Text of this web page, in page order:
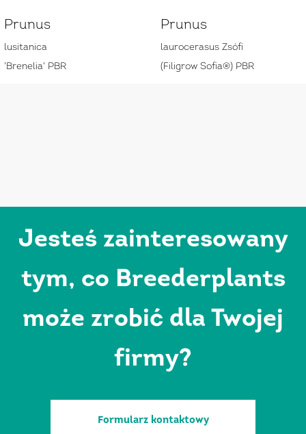
Prunus
lusitanica
'Brenelia' PBR
Prunus
laurocerasus Zsófi
(Filigrow Sofia®) PBR
Jesteś zainteresowany
tym, co Breederplants
może zrobić dla Twojej
firmy?
Formularz kontaktowy